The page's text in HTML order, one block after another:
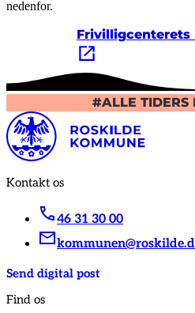
nedenfor.
Frivilligcenterets
#ALLE TIDERS
Kontakt os
46 31 30 00
Send digital post
Find os